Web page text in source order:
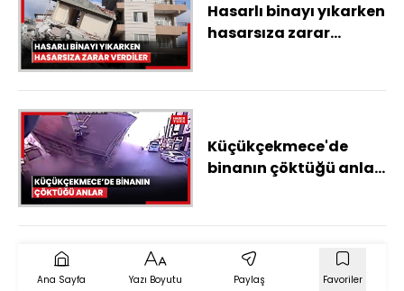
Hasarlı binayı yıkarken
hasarsıza zarar
Küçükçekmece'de
binanın çöktüğü anlar
Ana Sayfa Yazı Boyutu Paylaş Favoriler